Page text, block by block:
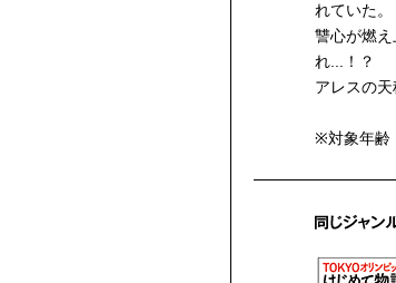
れていた
讐心が燃
れ...！？
アレスの
※対象年齢